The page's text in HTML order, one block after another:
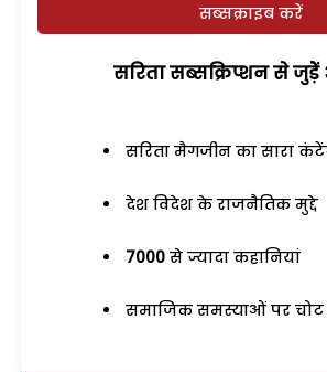
सब्सक्राइब करें
सरिता सब्सक्रिप्शन से
सरिता मैगजीन का सारा
देश विदेश के राजनैतिक मुद्दे
7000 से ज्यादा कहानियां
समाजिक समस्याओं पर